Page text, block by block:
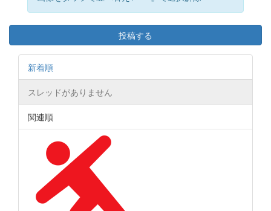
投稿する
新着順
スレッドがありません
関連順